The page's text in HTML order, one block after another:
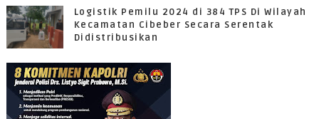
Logistik Pemilu 2024 di 384 TPS Di Wilayah
Kecamatan Cibeber Secara Serentak
Didistribusikan